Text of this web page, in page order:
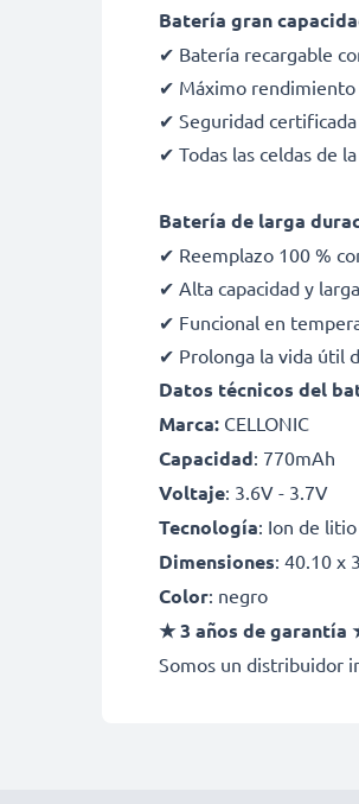
Batería gran
✔ Batería recargable
✔ Máximo rendimiento
✔ Seguridad
✔ Todas las celdas de
Batería de larga
✔ Reemplazo 100 %
✔ Alta capacidad y
✔ Funcional en
✔ Prolonga la vida útil
Datos técnicos del
Marca: CELLONIC
Capacidad: 770mAh
Voltaje: 3.6V - 3.7V
Tecnología: Ion de litio
Dimensiones: 40.10 x
Color: negro
★ 3 años de garantía
Somos un distribuidor